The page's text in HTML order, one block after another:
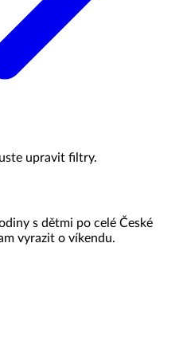
upravit filtry.
s dětmi po celé České
vyrazit o víkendu.